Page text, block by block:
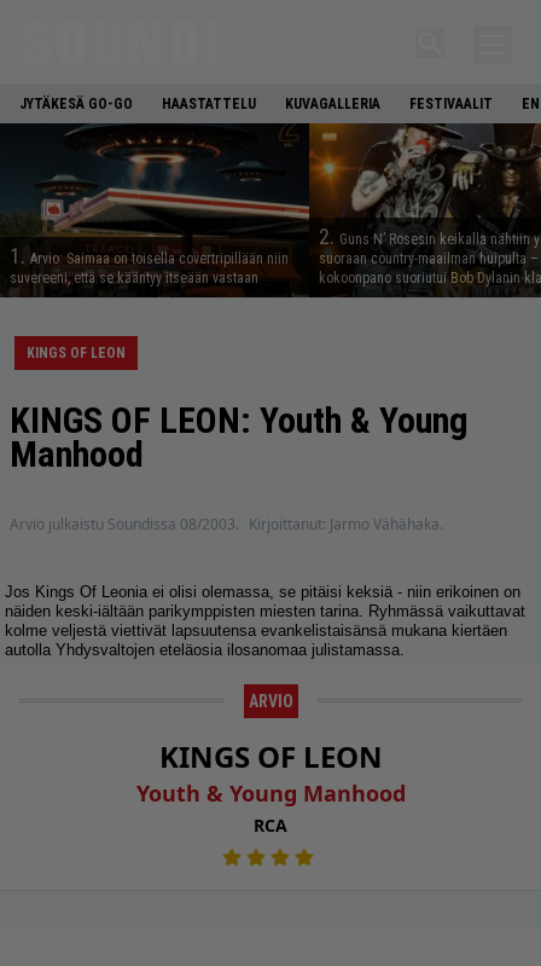
JYTÄKESÄ GO-GO HAASTATTELU KUVAGALLERIA FESTIVAALIT
1. Arvio: Saimaa on toisella covertripillään niin
suvereeni, että se kääntyy itseään vastaan
2. Guns N’ Rosesin keikalla nähtiin
suoraan country-maailman huipulta
kokoonpano suoriutui Bob Dylanin
KINGS OF LEON
KINGS OF LEON: Youth & Young
Manhood
Arvio julkaistu Soundissa 08/2003. Kirjoittanut: Jarmo Vähähaka.
Jos Kings Of Leonia ei olisi olemassa, se pitäisi keksiä - niin erikoinen on
näiden keski-iältään parikymppisten miesten tarina. Ryhmässä vaikuttavat
kolme veljestä viettivät lapsuutensa evankelistaisänsä mukana kiertäen
autolla Yhdysvaltojen eteläosia ilosanomaa julistamassa.
ARVIO
KINGS OF LEON
Youth & Young Manhood
RCA